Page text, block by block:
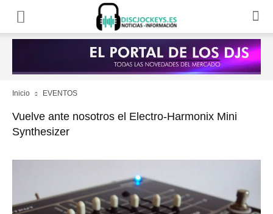
Inicio EVENTOS
Vuelve ante nosotros el Electro-Harmonix Mini
Synthesizer